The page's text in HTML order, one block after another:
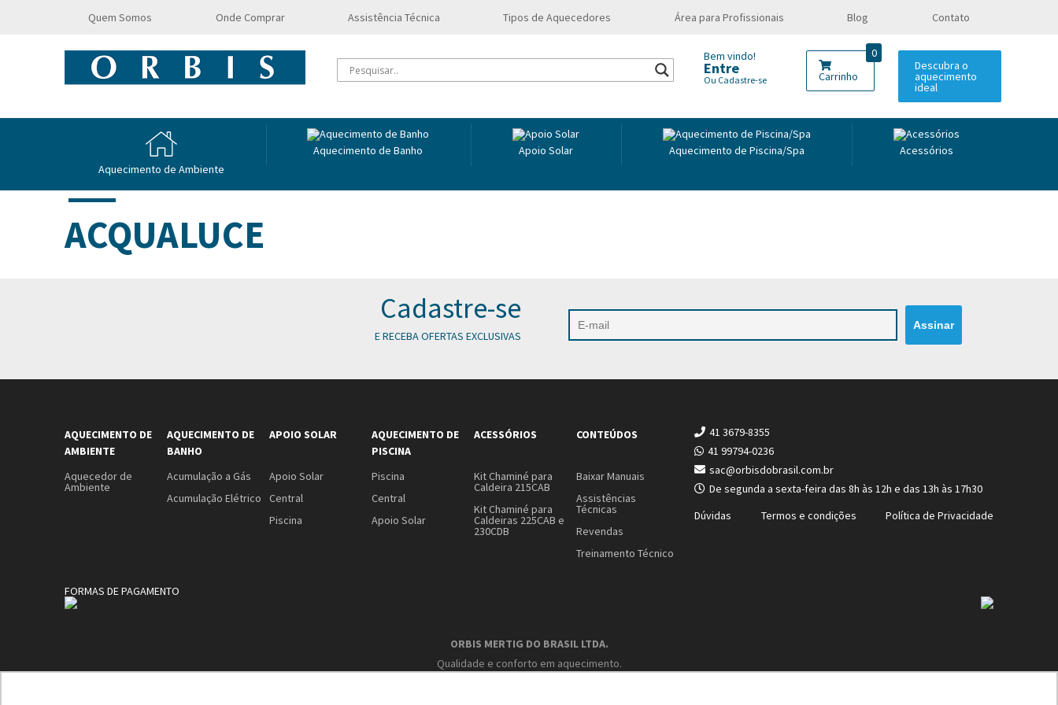
Quem Somos Onde Comprar Assistência Técnica Tipos de Aquecedores Área para Profissionais Blog Contato
Bem vindo!
Entre
Ou Cadastre-se Carrinho
0
Descubra o
aquecimento
ideal
Aquecimento de Ambiente
Aquecimento de Banho Apoio Solar Aquecimento de Piscina/Spa Acessórios
ACQUALUCE
Cadastre-se
E RECEBA OFERTAS EXCLUSIVAS
AQUECIMENTO DE
AMBIENTE
Aquecedor de
Ambiente
AQUECIMENTO DE
BANHO
Acumulação a Gás
Acumulação Elétrico
APOIO SOLAR
Apoio Solar
Central
Piscina
AQUECIMENTO DE
PISCINA
Piscina
Central
Apoio Solar
ACESSÓRIOS
Kit Chaminé para
Caldeira 215CAB
Kit Chaminé para
Caldeiras 225CAB e
230CDB
CONTEÚDOS
Baixar Manuais
Assistências
Técnicas
Revendas
Treinamento Técnico
41 3679-8355
41 99794-0236
sac@orbisdobrasil.com.br
De segunda a sexta-feira das 8h às 12h e das 13h às 17h30
Dúvidas
Termos e condições Política de Privacidade
FORMAS DE PAGAMENTO
ORBIS MERTIG DO BRASIL LTDA.
Qualidade e conforto em aquecimento.